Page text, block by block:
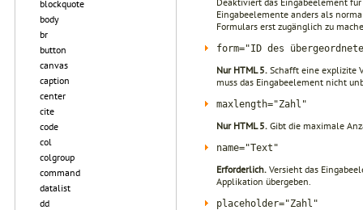
blockquote
body
br
button
canvas
caption
center
cite
code
col
colgroup
command
datalist
dd
Eingabeelemente anders als
Formulars erst zugänglich zu
form="ID des
Nur HTML 5. Schafft eine explizite
muss das Eingabeelement nicht
maxlength="Zahl"
Nur HTML 5. Gibt die maximale
name="Text"
Erforderlich. Versieht das
Applikation übergeben.
placeholder="Zahl"